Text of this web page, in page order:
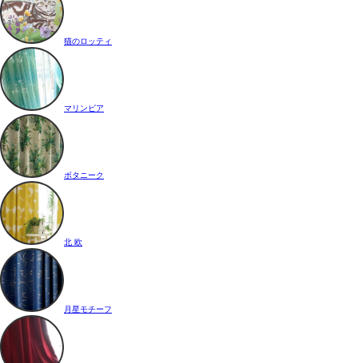
猫のロッティ
マリンピア
ボタニーク
北 欧
月星モチーフ